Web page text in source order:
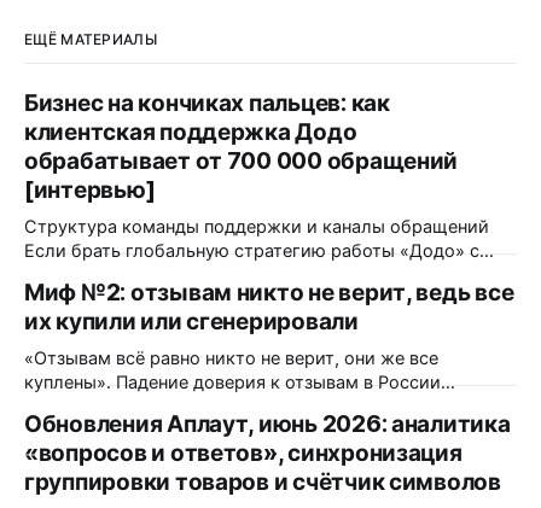
ЕЩЁ МАТЕРИАЛЫ
Бизнес на кончиках пальцев: как
клиентская поддержка Додо
обрабатывает от 700 000 обращений
[интервью]
Структура команды поддержки и каналы обращений
Если брать глобальную стратегию работы «Додо» с
Как это происходит? Функционально — это единая
централизованная команда поддержки, состоящая из
почти 500 человек. Она полностью удалённая, ее
саппорты находятся даже в разных странах. Каждый
месяц мы принимаем около 700
Миф №2: отзывам никто не верит, ведь все
их купили или сгенерировали
«Отзывам всё равно никто не верит, они же все
куплены». Падение доверия к отзывам в России
и с тех пор сопоставимого замера никто не повторял. А
всё, что выходило позже, меряло уже другое и
продолжения падения не показало. Но даже если
Обновления Аплаут, июнь 2026: аналитика
«вопросов и ответов», синхронизация
группировки товаров и счётчик символов